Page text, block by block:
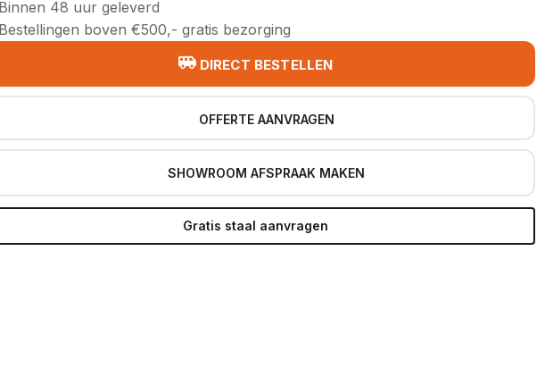
Binnen 48 uur geleverd
Bestellingen boven €500,- gratis bezorging
DIRECT BESTELLEN
OFFERTE AANVRAGEN
SHOWROOM AFSPRAAK MAKEN
Gratis staal aanvragen